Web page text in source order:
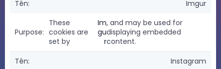
Imgur
These
cookies are
set by
Im
gu
r
, and may be used for
displaying embedded
content.
Instagram